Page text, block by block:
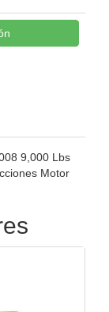
9,000 Lbs
Motor